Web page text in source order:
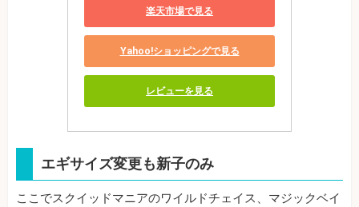
楽天市場で見る
Yahoo!ショッピングで見る
レビューを見る
エギサイズ変更も新子のみ
ここでスクイッドマニアのワイルドチェイス、マジックベイ